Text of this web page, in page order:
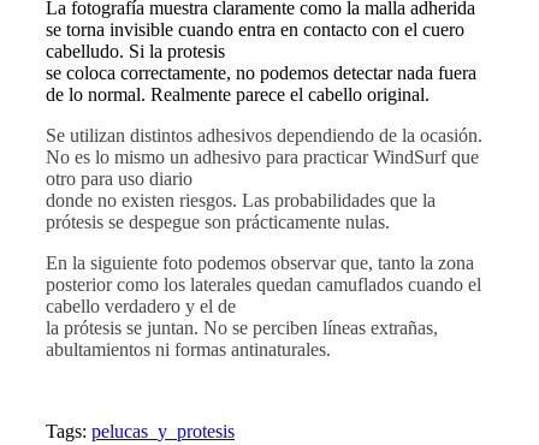
La fotografía muestra claramente como la malla adherida
se torna invisible cuando entra en contacto con el cuero
cabelludo. Si la protesis
se coloca correctamente, no podemos detectar nada fuera
de lo normal. Realmente parece el cabello original.
Se utilizan distintos adhesivos dependiendo de la ocasión.
No es lo mismo un adhesivo para practicar WindSurf que
otro para uso diario
donde no existen riesgos. Las probabilidades que la
prótesis se despegue son prácticamente nulas.
En la siguiente foto podemos observar que, tanto la zona
posterior como los laterales quedan camuflados cuando el
cabello verdadero y el de
la prótesis se juntan. No se perciben líneas extrañas,
abultamientos ni formas antinaturales.
Tags: pelucas_y_protesis